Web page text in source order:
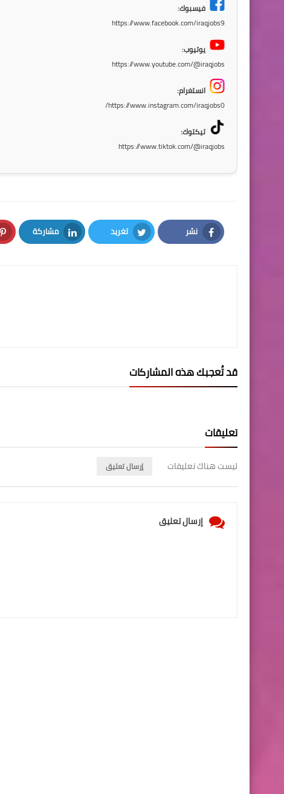
فيسبوك:
https://www.facebook.com/iraqjobs9
يوتيوب:
https://www.youtube.com/@iraqjobs
انستغرام:
https://www.instagram.com/iraqjobs0/
تيكتوك:
https://www.tiktok.com/@iraqjobs
نشر
Facebook
تغريد
Twitter
مشاركة
LinkedIn
قد تُعجبك هذه المشاركات
تعليقات
ليست هناك تعليقات إرسال تعليق
إرسال تعليق